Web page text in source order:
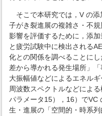
そこで本研究では，V の
子がき裂進展の複雑さ・不
影響を評価するために，添
と疲労試験中に検出される
化との関係を調べることに
差から導かれる発生場所」
大振幅値などによるエネル
周波数スペクトルなどによ
パラメータ15），16）でVC
生・進展の「空間的・時系